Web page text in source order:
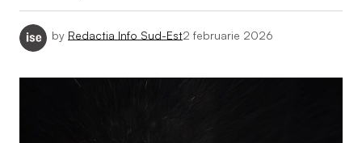
by Redactia Info Sud-Est2 februarie 2026